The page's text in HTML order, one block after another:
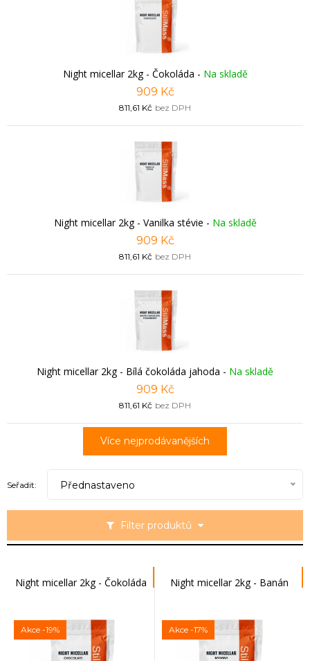
Night micellar 2kg - Čokoláda - Na skladě
909 Kč
811,61 Kč bez DPH
Night micellar 2kg - Vanilka stévie - Na skladě
909 Kč
811,61 Kč bez DPH
Night micellar 2kg - Bílá čokoláda jahoda - Na skladě
909 Kč
811,61 Kč bez DPH
Více nejprodávanějších
Filter produktů
Seřadit: Přednastaveno
Night micellar 2kg - Čokoláda
Akce -19%
Night micellar 2kg - Banán
Akce -17%